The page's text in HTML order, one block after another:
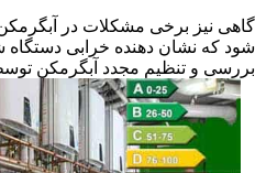
گاهی نیز برخی مشکلات در
شود که نشان دهنده خرابی دستگاه
بررسی و تنظیم مجدد آبگرمکن